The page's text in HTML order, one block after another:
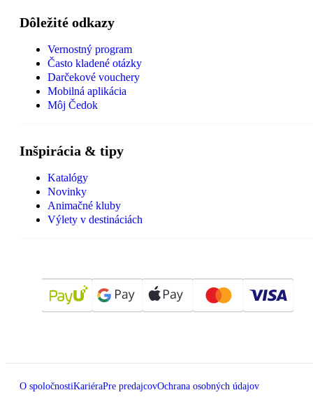
Dôležité odkazy
Vernostný program
Často kladené otázky
Darčekové vouchery
Mobilná aplikácia
Môj Čedok
Inšpirácia & tipy
Katalógy
Novinky
Animačné kluby
Výlety v destináciách
O spoločnostiKariéraPre predajcovOchrana osobných údajov